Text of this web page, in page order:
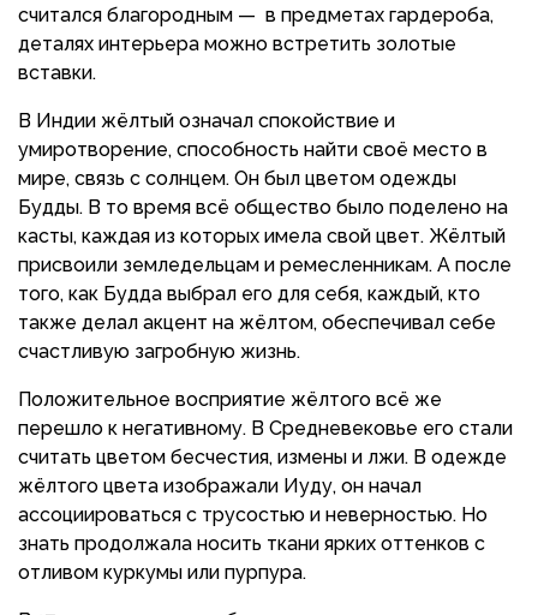
считался благородным — в предметах гардероба,
деталях интерьера можно встретить золотые
вставки.
В Индии жёлтый означал спокойствие и
умиротворение, способность найти своё место в
мире, связь с солнцем. Он был цветом одежды
Будды. В то время всё общество было поделено на
касты, каждая из которых имела свой цвет. Жёлтый
присвоили земледельцам и ремесленникам. А после
того, как Будда выбрал его для себя, каждый, кто
также делал акцент на жёлтом, обеспечивал себе
счастливую загробную жизнь.
Положительное восприятие жёлтого всё же
перешло к негативному. В Средневековье его стали
считать цветом бесчестия, измены и лжи. В одежде
жёлтого цвета изображали Иуду, он начал
ассоциироваться с трусостью и неверностью. Но
знать продолжала носить ткани ярких оттенков с
отливом куркумы или пурпура.